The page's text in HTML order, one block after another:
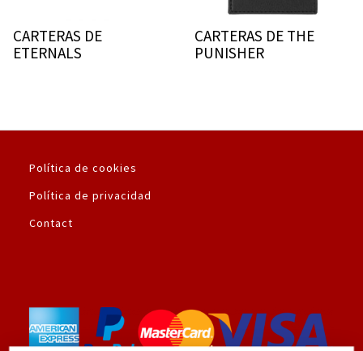
CARTERAS DE
ETERNALS
CARTERAS DE THE
PUNISHER
Política de cookies
Política de privacidad
Contact